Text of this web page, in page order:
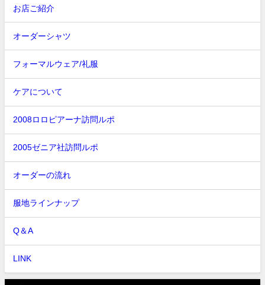
お店ご紹介
オーダーシャツ
フォーマルウェア/礼服
ケアについて
2008ロロピアーナ訪問ルポ
2005ゼニア社訪問ルポ
オーダーの流れ
服地ラインナップ
Q＆A
LINK